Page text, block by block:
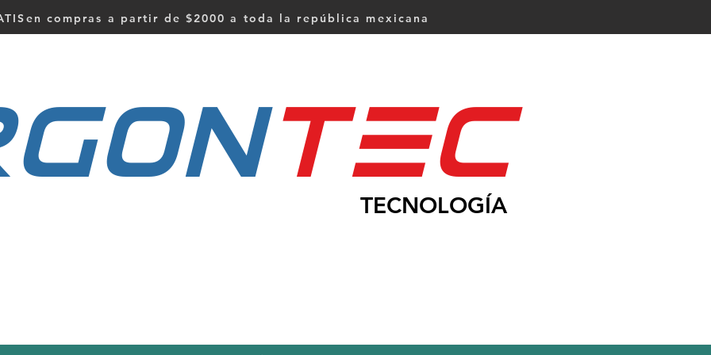
compras a partir de $2000 a toda la república mexicana
tEc
TECNOLOGÍA